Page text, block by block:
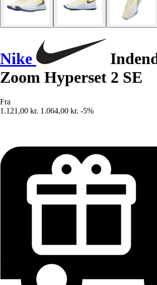
Nike
Zoom Hyperset 2 SE
Fra
1.121,00 kr. 1.064,00 kr. -5%